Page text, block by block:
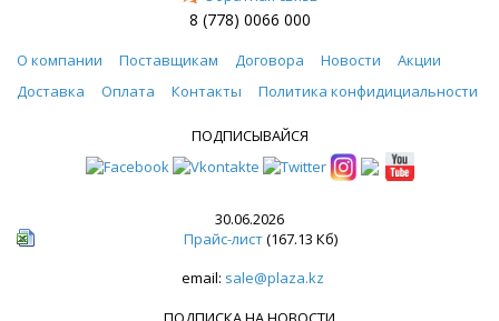
8 (778) 0066 000
О компании Поставщикам Договора Новости
Акции
Доставка
Оплата Контакты Политика конфидициальности
ПОДПИСЫВАЙСЯ
30.06.2026
Прайс-лист(167.13 Кб)
email: sale@plaza.kz